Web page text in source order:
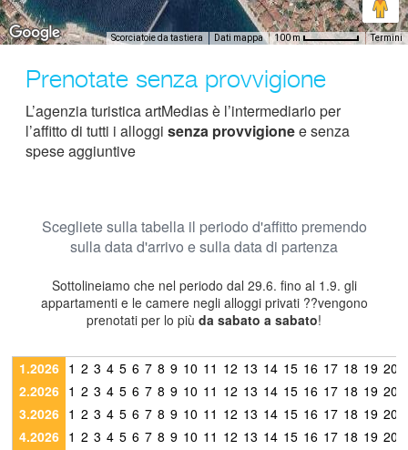
Scorciatoie da tastiera Dati mappa 100 m Termini
Prenotate senza provvigione
L’agenzia turistica artMedias è l’intermediario per
l’affitto di tutti i alloggi senza provvigionee senza
spese aggiuntive
Scegliete sulla tabella il periodo d'affitto premendo
sulla data d'arrivo e sulla data di partenza
Sottolineiamo che nel periodo dal 29.6. fino al 1.9. gli
appartamenti e le camere negli alloggi privati ??vengono
prenotati per lo più da sabato a sabato!
1.2026 1 2 3 4 5 6 7 8 9 10 11 12 13 14 15 16 17 18 19 20
2.2026 1 2 3 4 5 6 7 8 9 10 11 12 13 14 15 16 17 18 19 20
3.2026 1 2 3 4 5 6 7 8 9 10 11 12 13 14 15 16 17 18 19 20
4.2026 1 2 3 4 5 6 7 8 9 10 11 12 13 14 15 16 17 18 19 20